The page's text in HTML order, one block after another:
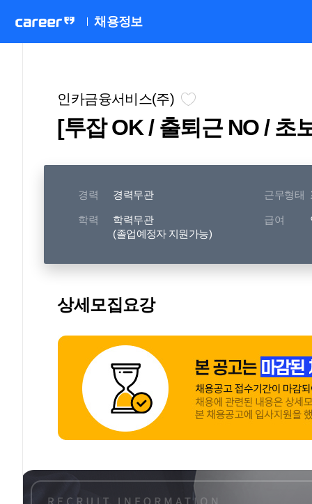
채용정보
인카금융서비스(주)
[투잡 OK / 출퇴근 NO / 초
경력 경력무관 근무형태
학력
학력무관
(졸업예정자 지원가능)
급여
상세모집요강